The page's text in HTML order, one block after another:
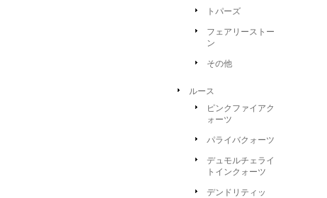
トパーズ
フェアリーストー
ン
その他
ルース
ピンクファイアク
ォーツ
パライバクォーツ
デュモルチェライ
トインクォーツ
デンドリティッ